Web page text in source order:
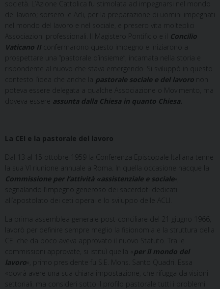
società. L’Azione Cattolica fu stimolata ad impegnarsi nel mondo
del lavoro; sorsero le Acli, per la preparazione di uomini impegnati
nel mondo del lavoro e nel sociale, e presero vita molteplici
Associazioni professionali. Il Magistero Pontificio e il
Concilio
Vaticano II confermarono questo impegno e iniziarono a
prospettare una “pastorale d’insieme”, incarnata nella storia e
rispondente al nuovo che stava emergendo. Si sviluppò in questo
contesto l’idea che anche la pastorale sociale e del lavoro non
poteva essere delegata a qualche Associazione o Movimento, ma
doveva essere assunta dalla Chiesa in quanto Chiesa.
La CEI e la pastorale del lavoro
Dal 13 al 15 ottobre 1959 la Conferenza Episcopale Italiana tenne
la sua VI riunione annuale a Roma. In quella occasione nacque la
Commissioneper l’attività «assistenziale e sociale»,
segnalando l’impegno generoso dei sacerdoti dedicati
all’apostolato dei ceti operai e lo sviluppo delle ACLI.
La prima assemblea generale post-conciliare del 21 giugno 1966,
lavorò per definire sempre meglio la fisionomia e la struttura della
CEI che da poco aveva approvato il nuovo Statuto. Tra le
commissioni approvate, si istituì quella «
per il mondo del
lavoro », primo presidente fu S.E. Mons. Santo Quadri. Essa
«dovrà avere una sua chiara impostazione, che rifugga da visioni
settoriali, ma consideri sotto il profilo pastorale tutti i problemi